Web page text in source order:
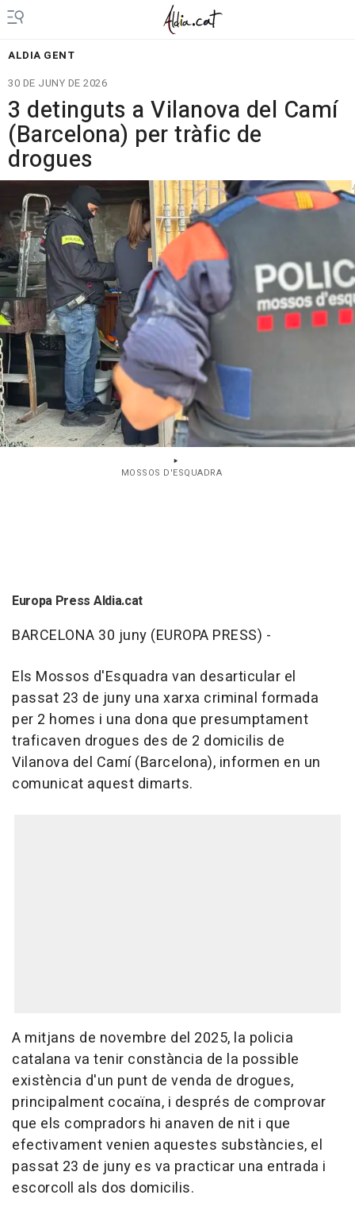
ALDIA GENT
30 DE JUNY DE 2026
3 detinguts a Vilanova del Camí
(Barcelona) per tràfic de
drogues
MOSSOS D'ESQUADRA
Europa Press Aldia.cat
BARCELONA 30 juny (EUROPA PRESS) -
Els Mossos d'Esquadra van desarticular el
passat 23 de juny una xarxa criminal formada
per 2 homes i una dona que presumptament
traficaven drogues des de 2 domicilis de
Vilanova del Camí (Barcelona), informen en un
comunicat aquest dimarts.
A mitjans de novembre del 2025, la policia
catalana va tenir constància de la possible
existència d'un punt de venda de drogues,
principalment cocaïna, i després de comprovar
que els compradors hi anaven de nit i que
efectivament venien aquestes substàncies, el
passat 23 de juny es va practicar una entrada i
escorcoll als dos domicilis.